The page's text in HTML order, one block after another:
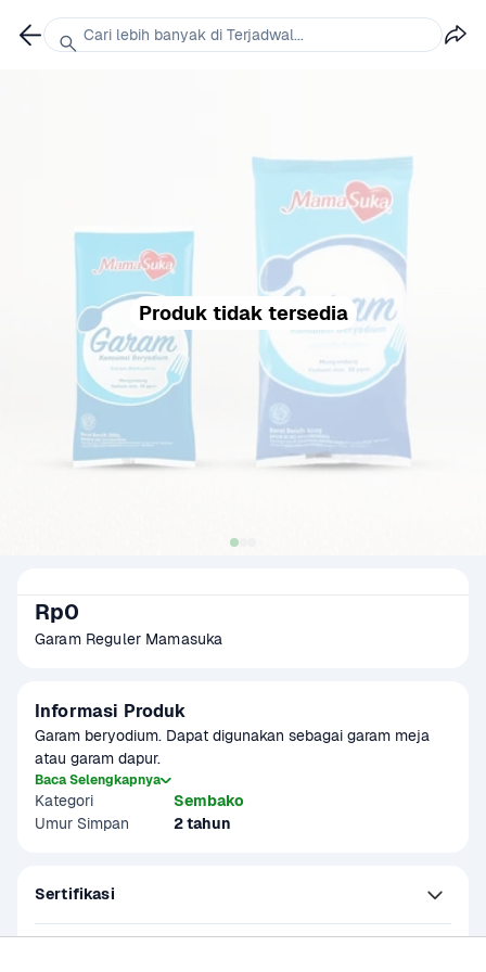
Produk tidak tersedia
Rp0
Garam Reguler Mamasuka
Informasi Produk
Garam beryodium. Dapat digunakan sebagai garam meja
atau garam dapur.
Baca Selengkapnya
Kategori
Sembako
Umur Simpan
2 tahun
Sertifikasi
Cari lebih banyak di Terjadwal...